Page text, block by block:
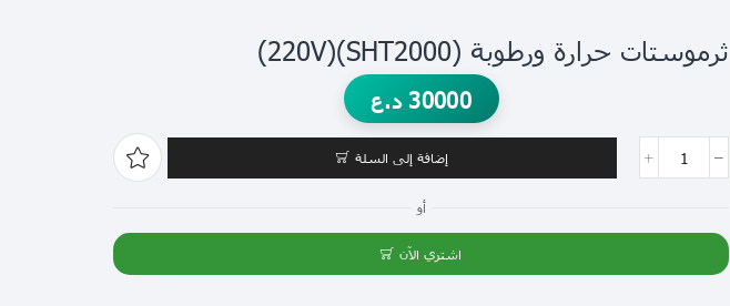
ثرموستات حرارة ورطوبة (SHT2000)(220V)
30000 د.ع
إضافة إلى السلة
أو
اشتري الآن